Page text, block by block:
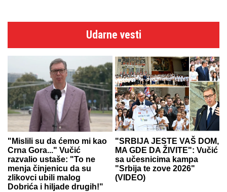
Udarne vesti
"Mislili su da ćemo mi kao
Crna Gora..." Vučić
razvalio ustaše: "To ne
menja činjenicu da su
zlikovci ubili malog
Dobrića i hiljade drugih!"
"SRBIJA JESTE VAŠ DOM,
MA GDE DA ŽIVITE": Vučić
sa učesnicima kampa
"Srbija te zove 2026"
(VIDEO)